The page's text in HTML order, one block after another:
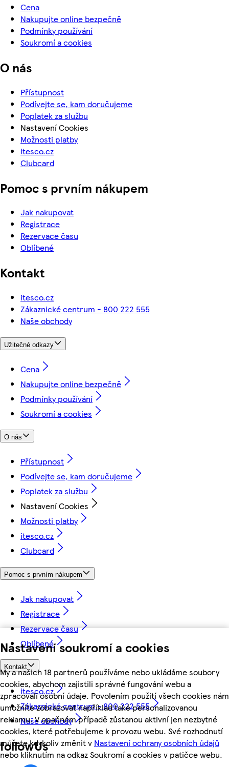
Nastavení soukromí a cookies
My a našich 18 partnerů používáme nebo ukládáme soubory
cookies, abychom zajistili správné fungování webu a
zpracovali osobní údaje. Povolením použití všech cookies nám
umožníte zobrazovat například také personalizovanou
reklamu. V opačném případě zůstanou aktivní jen nezbytné
cookies, které potřebujeme k provozu webu. Své rozhodnutí
můžete kdykoliv změnit v Nastavení ochrany osobních údajů
nebo kliknutím na odkaz Soukromí a cookies v patičce webu.
Cena
Nakupujte online bezpečně
Podmínky používání
Soukromí a cookies
O nás
Přístupnost
Podívejte se, kam doručujeme
Poplatek za službu
Nastavení Cookies
Možnosti platby
itesco.cz
Clubcard
Pomoc s prvním nákupem
Jak nakupovat
Registrace
Rezervace času
Oblíbené
Kontakt
itesco.cz
Zákaznické centrum - 800 222 555
Naše obchody
Užitečné odkazy
Cena
Nakupujte online bezpečně
Podmínky používání
Soukromí a cookies
O nás
Přístupnost
Podívejte se, kam doručujeme
Poplatek za službu
Nastavení Cookies
Možnosti platby
itesco.cz
Clubcard
Pomoc s prvním nákupem
Jak nakupovat
Registrace
Rezervace času
Oblíbené
Kontakt
itesco.cz
Zákaznické centrum - 800 222 555
Naše obchody
followUs